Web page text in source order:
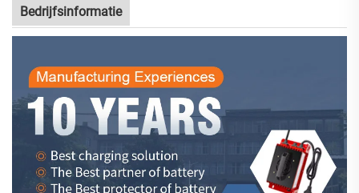
Bedrijfsinformatie